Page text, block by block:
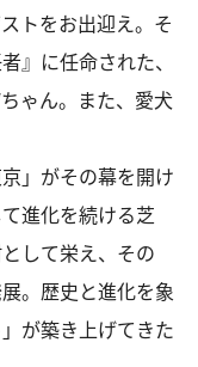
トをお出迎え。そ
』に任命された、
ゃん。また、愛犬
」がその幕を開け
進化を続ける芝
して栄え、その
。歴史と進化を象
が築き上げてきた